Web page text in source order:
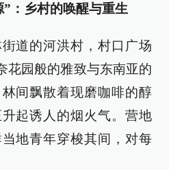
：乡村的唤醒与重生
道的河洪村，村口广场
花园般的雅致与东南亚的
间飘散着现磨咖啡的醇
起诱人的烟火气。营地
地青年穿梭其间，对每